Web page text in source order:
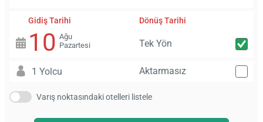
Gidiş Tarihi
10 Ağu
Pazartesi
Dönüş Tarihi
Tek Yön
1 Yolcu Aktarmasız
Varış noktasındaki otelleri listele